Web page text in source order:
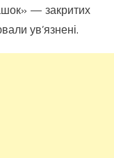
— закритих
ув’язнені.